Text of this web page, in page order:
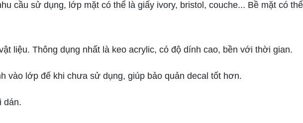
sử dụng, lớp mặt có thể là giấy ivory, bristol, couche... Bề mặt có thể
Thông dụng nhất là keo acrylic, có độ dính cao, bền với thời gian.
lớp đế khi chưa sử dụng, giúp bảo quản decal tốt hơn.
dán.